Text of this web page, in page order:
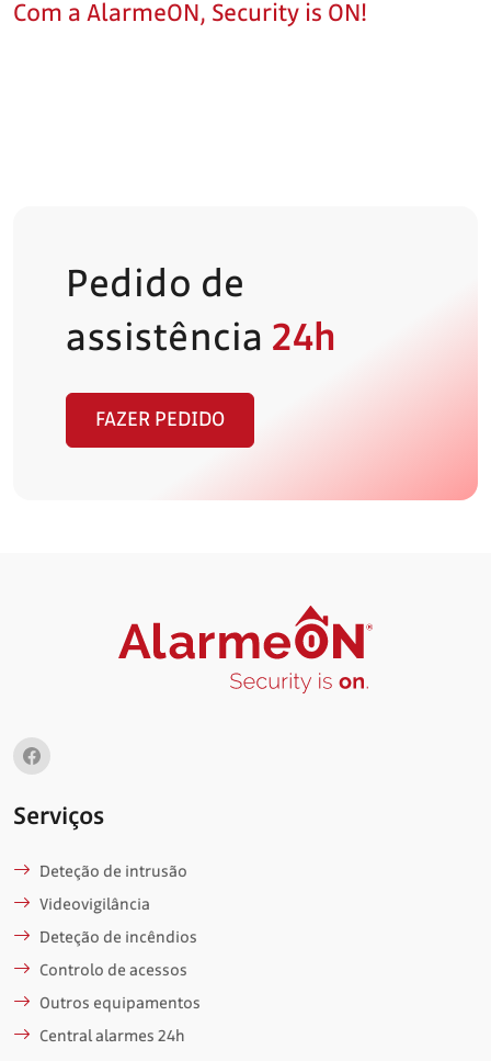
Com a AlarmeON, Security is ON!
Pedido de
assistência 24h
FAZER PEDIDO
Serviços
Deteção de intrusão
Videovigilância
Deteção de incêndios
Controlo de acessos
Outros equipamentos
Central alarmes 24h